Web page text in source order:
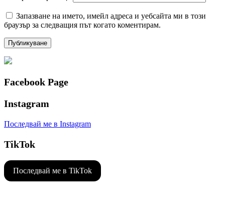
Запазване на името, имейл адреса и уебсайта ми в този
браузър за следващия път когато коментирам.
Facebook Page
Instagram
Последвай ме в Instagram
TikTok
Последвай ме в TikTok